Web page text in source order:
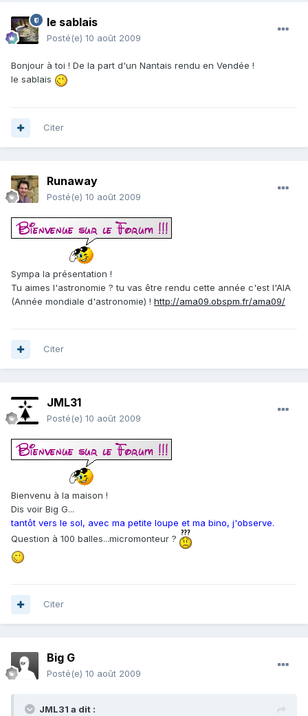
le sablais
Posté(e) 10 août 2009
Bonjour à toi ! De la part d'un Nantais rendu en Vendée !
le sablais
Citer
Runaway
Posté(e) 10 août 2009
Sympa la présentation !
Tu aimes l'astronomie ? tu vas être rendu cette année c'est l'AIA
(Année mondiale d'astronomie) ! http://ama09.obspm.fr/ama09/
Citer
JML31
Posté(e) 10 août 2009
Bienvenu à la maison !
Dis voir Big G...
tantôt vers le sol, avec ma petite loupe et ma bino, j'observe.
Question à 100 balles...micromonteur ?
Citer
Big G
Posté(e) 10 août 2009
JML31 a dit :